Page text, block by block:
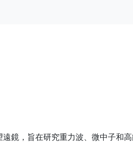
鏡，旨在研究重力波、微中子和